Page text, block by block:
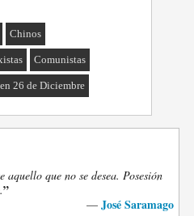
Chinos
Comunistas
26 de Diciembre
aquello que no se desea. Posesión
”
— José Saramago